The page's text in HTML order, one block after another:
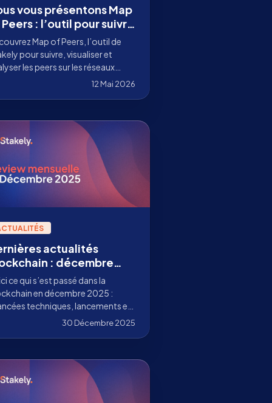
vous présentons Map
: l’outil pour suivre
nodes sur les réseaux
Map of Peers, l’outil de
pour suivre, visualiser et
les peers sur les réseaux
avec des métriques de12 Mai 2026
actualités
: décembre
ce qui s’est passé dans la
en décembre 2025 :
techniques, lancements en
mises à jour clés et le travail
30 Décembre 2025